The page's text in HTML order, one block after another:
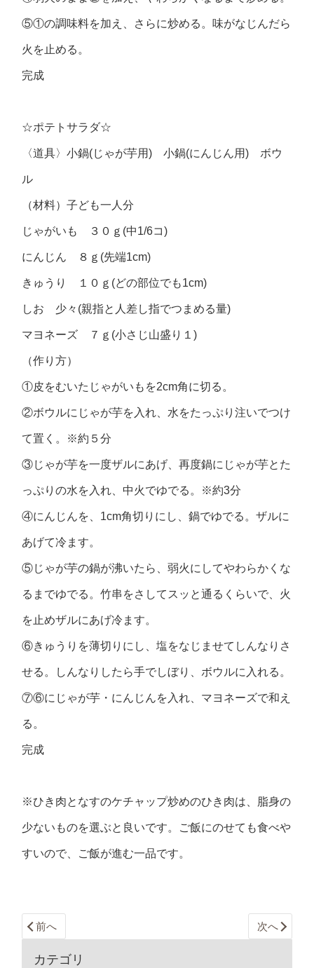
⑤①の調味料を加え、さらに炒める。味がなじんだら
火を止める。
完成
☆ポテトサラダ☆
〈道具〉小鍋(じゃが芋用) 小鍋(にんじん用) ボウ
ル
（材料）子ども一人分
じゃがいも ３０ｇ(中1/6コ)
にんじん ８ｇ(先端1cm)
きゅうり １０ｇ(どの部位でも1cm)
しお 少々(親指と人差し指でつまめる量)
マヨネーズ ７ｇ(小さじ山盛り１)
（作り方）
①皮をむいたじゃがいもを2cm角に切る。
②ボウルにじゃが芋を入れ、水をたっぷり注いでつけ
て置く。※約５分
③じゃが芋を一度ザルにあげ、再度鍋にじゃが芋とた
っぷりの水を入れ、中火でゆでる。※約3分
④にんじんを、1cm角切りにし、鍋でゆでる。ザルに
あげて冷ます。
⑤じゃが芋の鍋が沸いたら、弱火にしてやわらかくな
るまでゆでる。竹串をさしてスッと通るくらいで、火
を止めザルにあげ冷ます。
⑥きゅうりを薄切りにし、塩をなじませてしんなりさ
せる。しんなりしたら手でしぼり、ボウルに入れる。
⑦⑥にじゃが芋・にんじんを入れ、マヨネーズで和え
る。
完成
※ひき肉となすのケチャップ炒めのひき肉は、脂身の
少ないものを選ぶと良いです。ご飯にのせても食べや
すいので、ご飯が進む一品です。
前へ 次へ
カテゴリ